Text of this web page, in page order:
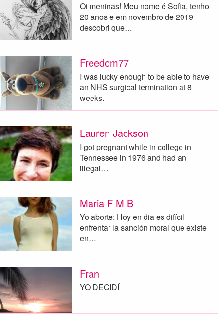
Oi meninas! Meu nome é Sofia, tenho
20 anos e em novembro de 2019
descobri que…
Freedom77
I was lucky enough to be able to have
an NHS surgical termination at 8
weeks.
Lauren Jackson
I got pregnant while in college in
Tennessee in 1976 and had an
illegal…
Maria F M B
Yo aborte: Hoy en dia es difícil
enfrentar la sanción moral que existe
en…
Fran
YO DECIDÍ